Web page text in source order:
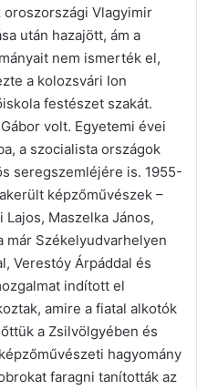
Vlagyimir
után hazajött, ám a
nem ismerték el,
a kolozsvári Ion
festészet szakát.
volt. Egyetemi évei
a szocialista országok
seregszemléjére is. 1955-
képzőművészek –
Lajos, Maszelka János,
már Székelyudvarhelyen
Verestóy Árpáddal és
indított el
amire a fiatal alkotók
a Zsilvölgyében és
hagyomány
faragni tanították az